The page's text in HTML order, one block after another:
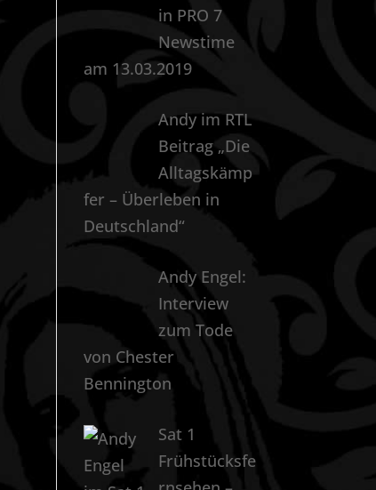
in PRO 7
Newstime
am 13.03.2019
Andy im RTL
Beitrag „Die
Alltagskämp
fer – Überleben in
Deutschland“
Andy Engel:
Interview
zum Tode
von Chester
Bennington
Sat 1
Frühstücksfe